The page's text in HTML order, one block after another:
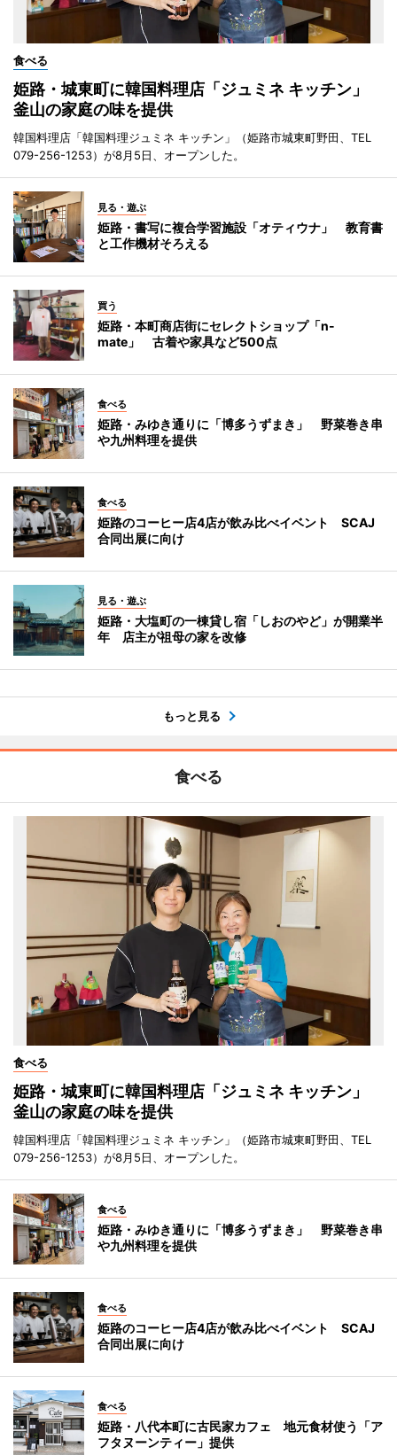
食べる
姫路・城東町に韓国料理店「ジュミネ キッチン」
釜山の家庭の味を提供
韓国料理店「韓国料理ジュミネ キッチン」（姫路市城東町野田、TEL
079-256-1253）が8月5日、オープンした。
見る・遊ぶ
姫路・書写に複合学習施設「オティウナ」 教育書
と工作機材そろえる
買う
姫路・本町商店街にセレクトショップ「n-
mate」 古着や家具など500点
食べる
姫路・みゆき通りに「博多うずまき」 野菜巻き串
や九州料理を提供
食べる
姫路のコーヒー店4店が飲み比べイベント SCAJ
合同出展に向け
見る・遊ぶ
姫路・大塩町の一棟貸し宿「しおのやど」が開業半
年 店主が祖母の家を改修
もっと見る
食べる
食べる
姫路・城東町に韓国料理店「ジュミネ キッチン」
釜山の家庭の味を提供
韓国料理店「韓国料理ジュミネ キッチン」（姫路市城東町野田、TEL
079-256-1253）が8月5日、オープンした。
食べる
姫路・みゆき通りに「博多うずまき」 野菜巻き串
や九州料理を提供
食べる
姫路のコーヒー店4店が飲み比べイベント SCAJ
合同出展に向け
食べる
姫路・八代本町に古民家カフェ 地元食材使う「ア
フタヌーンティー」提供